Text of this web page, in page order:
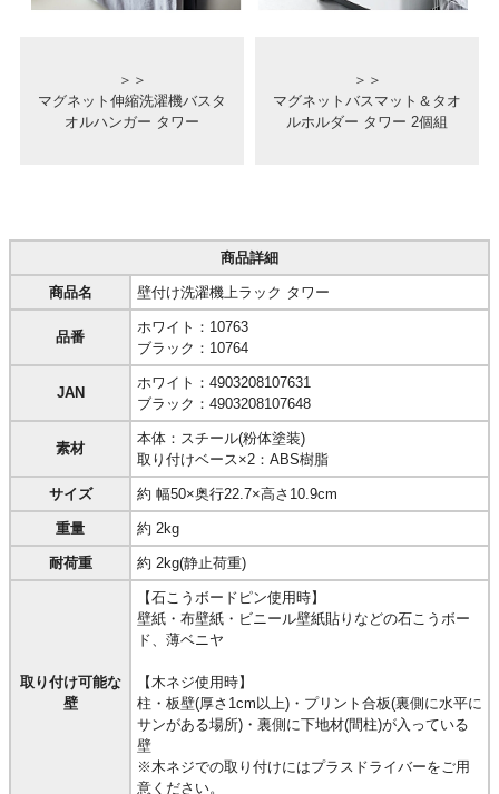
＞＞
マグネット伸縮洗濯機バスタ
オルハンガー タワー
＞＞
マグネットバスマット＆タオ
ルホルダー タワー 2個組
商品詳細
商品名 壁付け洗濯機上ラック タワー
品番
ホワイト：10763
ブラック：10764
JAN
ホワイト：4903208107631
ブラック：4903208107648
素材
本体：スチール(粉体塗装)
取り付けベース×2：ABS樹脂
サイズ 約 幅50×奥行22.7×高さ10.9cm
重量 約 2kg
耐荷重 約 2kg(静止荷重)
取り付け可能な
壁
【石こうボードピン使用時】
壁紙・布壁紙・ビニール壁紙貼りなどの石こうボー
ド、薄ベニヤ
【木ネジ使用時】
柱・板壁(厚さ1cm以上)・プリント合板(裏側に水平に
サンがある場所)・裏側に下地材(間柱)が入っている
壁
※木ネジでの取り付けにはプラスドライバーをご用
意ください。